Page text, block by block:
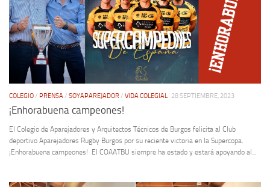
COLEGIO/ PRENSA/ SOYAPAREJADOR/ VIDA COLEGIAL 28 SEPTIEMBRE, 2023
¡Enhorabuena campeones!
El Colegio de Aparejadores y Arquitectos Técnicos de Burgos felicita al Club
deportivo Aparejadores Rugby Burgos por su reciente victoria en la Supercopa.
¡Enhorabuena campeones! El COAATBU siempre ha estado y estará apoyando al...